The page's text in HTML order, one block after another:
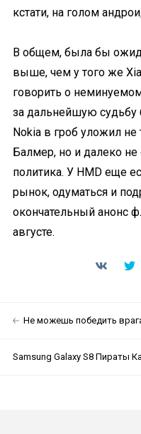
кстати, на голом
В общем, была бы
выше, чем у того же
говорить о
за дальнейшую
Nokia в гроб уложил
Балмер, но и далеко не
политика. У HMD еще
рынок, одуматься и
окончательный анонс
августе.
Не можешь победить врага –
Samsung Galaxy S8 Пираты